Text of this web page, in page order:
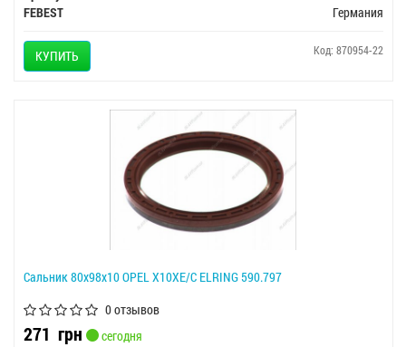
FEBEST
Германия
КУПИТЬ Код: 870954-22
Сальник 80x98x10 OPEL X10XE/C ELRING 590.797
0 отзывов
271 грн
сегодня